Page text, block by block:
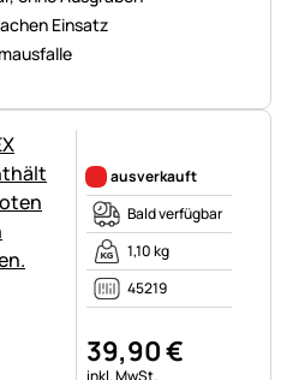
Einsatz
ausverkauft
Bald verfügbar
1,10 kg
45219
39,90€
Steuerhinweis: